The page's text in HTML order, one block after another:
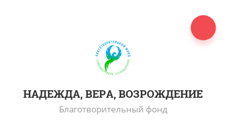
НАДЕЖДА, ВЕРА, ВОЗРОЖДЕНИЕ
Благотворительный фонд